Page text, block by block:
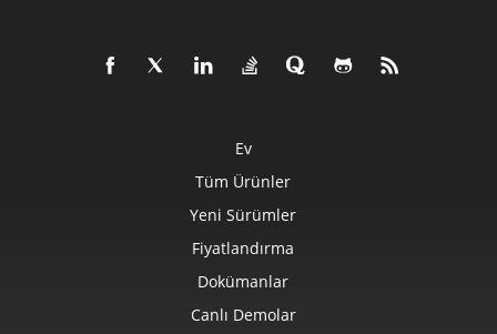
Ev
Tüm Ürünler
Yeni Sürümler
Fiyatlandırma
Dokümanlar
Canlı Demolar